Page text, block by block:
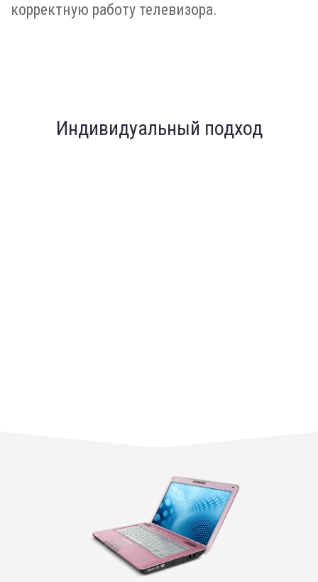
корректную работу телевизора.